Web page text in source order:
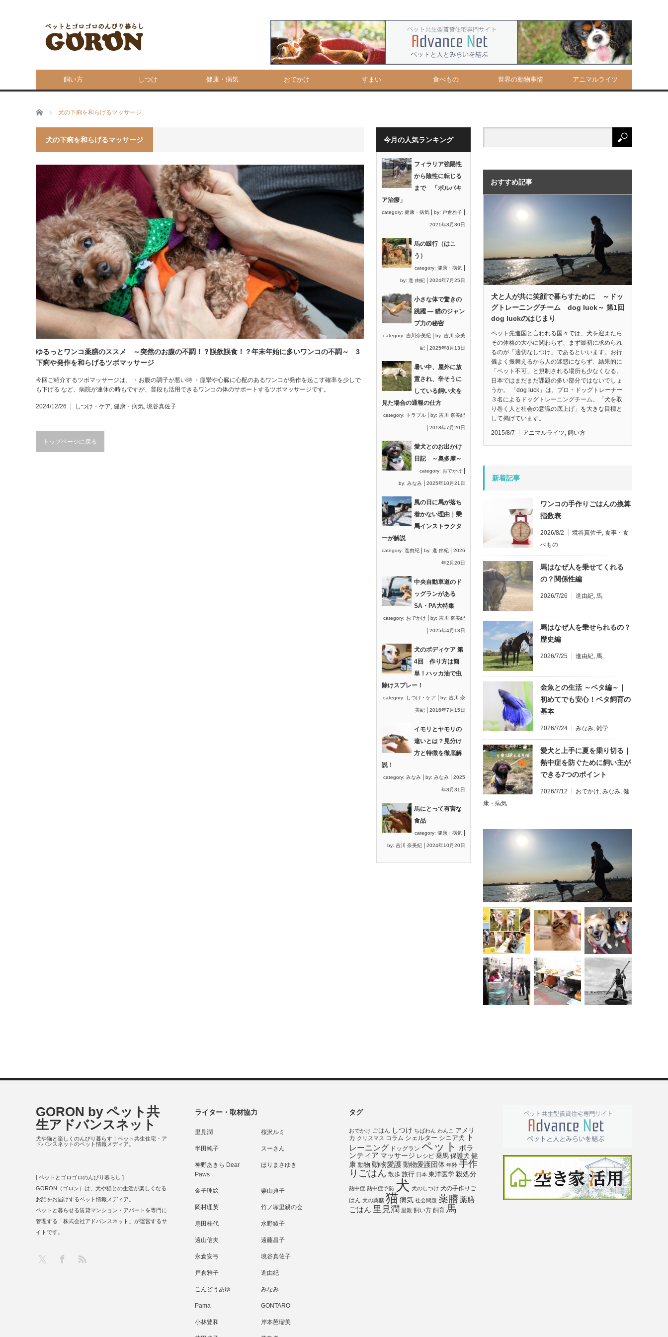
飼い方 しつけ 健康・病気 おでかけ すまい 食べもの 世界の動物事情 アニマルライツ
ホーム 犬の下痢を和らげるマッサージ
犬の下痢を和らげるマッサージ
ゆるっとワンコ薬膳のススメ ～突然のお腹の不調！？誤飲誤食！？年末年始に多いワンコの不調～ 3
下痢や発作を和らげるツボマッサージ
今回ご紹介するツボマッサージは、 ・お腹の調子が悪い時 ・痙攣や心臓に心配のあるワンコが発作を起こす確率を少しで
も下げる など、病院が連休の時もですが、普段も活用できるワンコの体のサポートするツボマッサージです。
2024/12/26 しつけ・ケア, 健康・病気, 境谷真佐子
トップページに戻る
今月の人気ランキング
フィラリア強陽性
から陰性に転じる
まで 「ボルバキ
ア治療」
category: 健康・病気 by: 戸倉雅子
2021年3月30日
馬の跛行（はこ
う）
category: 健康・病気
by: 進 由紀 2024年7月25日
小さな体で驚きの
跳躍 ― 猫のジャン
プ力の秘密
category: 吉川奈美紀 by: 吉川 奈美
紀 2025年8月13日
暑い中、屋外に放
置され、辛そうに
している飼い犬を
見た場合の通報の仕方
category: トラブル by: 吉川 奈美紀
2018年7月20日
愛犬とのお出かけ
日記 ～奥多摩～
category: おでかけ
by: みなみ 2025年10月21日
風の日に馬が落ち
着かない理由｜乗
馬インストラクタ
ーが解説
category: 進由紀 by: 進 由紀 2026
年2月20日
中央自動車道のド
ッグランがある
SA・PA大特集
category: おでかけ by: 吉川 奈美紀
2025年4月13日
犬のボディケア 第
4回 作り方は簡
単！ハッカ油で虫
除けスプレー！
category: しつけ・ケア by: 吉川 奈
美紀 2016年7月15日
イモリとヤモリの
違いとは？見分け
方と特徴を徹底解
説！
category: みなみ by: みなみ 2025
年8月31日
馬にとって有害な
食品
category: 健康・病気
by: 吉川 奈美紀 2024年10月20日
おすすめ記事
犬と人が共に笑顔で暮らすために ～ドッ
グトレーニングチーム dog luck～ 第1回
dog luckのはじまり
ペット先進国と言われる国々では、犬を迎えたら
その体格の大小に関わらず、まず最初に求められ
るのが「適切なしつけ」であるといいます。お行
儀よく振舞えるから人の迷惑にならず、結果的に
「ペット不可」と規制される場所も少なくなる。
日本ではまだまだ課題の多い部分ではないでしょ
うか。 「dog luck」は、プロ・ドッグトレーナー
３名によるドッグトレーニングチーム。「犬を取
り巻く人と社会の意識の底上げ」を大きな目標と
して掲げています。
2015/8/7 アニマルライツ 飼い方
新着記事
ワンコの手作りごはんの換算
指数表
2026/8/2 境谷真佐子 食事・食
べもの
馬はなぜ人を乗せてくれる
の？関係性編
2026/7/26 進由紀 馬
馬はなぜ人を乗せられるの？
歴史編
2026/7/25 進由紀 馬
金魚との生活 ～ベタ編～｜
初めてでも安心！ベタ飼育の
基本
2026/7/24 みなみ 雑学
愛犬と上手に夏を乗り切る｜
熱中症を防ぐために飼い主が
できる7つのポイント
2026/7/12 おでかけ みなみ 健
康・病気
ライター・取材協力
里見潤 桜沢ルミ
半田純子 スーさん
神野あきら Dear
Paws
ほりまさゆき
金子理絵 栗山典子
岡村理英 竹ノ塚里親の会
扇田桂代 水野綾子
遠山信夫 遠藤昌子
永倉安弓 境谷真佐子
戸倉雅子 進由紀
こんどうあゆ みなみ
Pama GONTARO
小林豊和 岸本芭瑠美
タグ
おでかけ ごはん しつけ ちばわん わんこ アメリ
カ クリスマス コラム シェルター シニア犬
ト
レーニング ドッグラン ペット
ボラ
ンティア マッサージ レシピ 乗馬 保護犬 健
康 動物 動物愛護動物愛護団体 年齢 手作
りごはん 散歩 旅行 日本 東洋医学 殺処分
熱中症 熱中症予防 犬 犬のしつけ 犬の手作りご
はん 犬の薬膳 猫 病気 社会問題 薬膳薬膳
ごはん 里見潤 里親 飼い方 飼育 馬
GORON by ペット共
生アドバンスネット
犬や猫と楽しくのんびり暮らす！ペット共生住宅・ア
ドバンスネットのペット情報メディア。
[ ペットとゴロゴロのんびり暮らし ]
GORON（ゴロン）は、犬や猫との生活が楽しくなる
お話をお届けするペット情報メディア。
ペットと暮らせる賃貸マンション・アパートを専門に
管理する「株式会社アドバンスネット」が運営するサ
イトです。
Facebook
RSS